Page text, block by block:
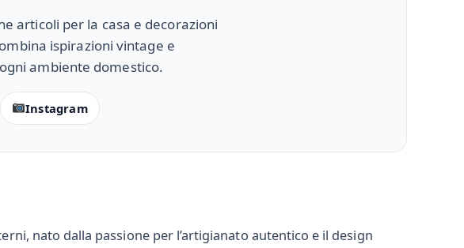
articoli per la casa e decorazioni
ispirazioni vintage e
ambiente domestico.
Instagram
nato dalla passione per l’artigianato autentico e il design